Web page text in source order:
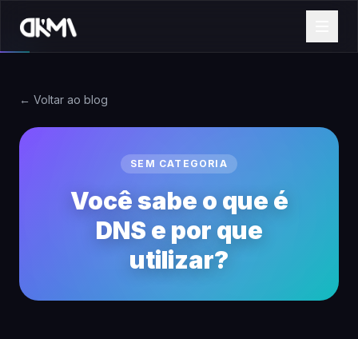
← Voltar ao blog
SEM CATEGORIA
Você sabe o que é
DNS e por que
utilizar?